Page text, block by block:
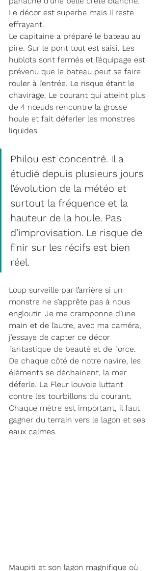
Le décor est superbe mais il reste
effrayant.
Le capitaine a préparé le bateau au
pire. Sur le pont tout est saisi. Les
hublots sont fermés et l’équipage est
prévenu que le bateau peut se faire
rouler à l’entrée. Le risque étant le
chavirage. Le courant qui atteint plus
de 4 nœuds rencontre la grosse
houle et fait déferler les monstres
liquides.
Philou est concentré. Il a
étudié depuis plusieurs jours
l’évolution de la météo et
surtout la fréquence et la
hauteur de la houle. Pas
d’improvisation. Le risque de
finir sur les récifs est bien
réel.
Loup surveille par l’arrière si un
monstre ne s’apprête pas à nous
engloutir. Je me cramponne d’une
main et de l’autre, avec ma caméra,
j’essaye de capter ce décor
fantastique de beauté et de force.
De chaque côté de notre navire, les
éléments se déchainent, la mer
déferle. La Fleur louvoie luttant
contre les tourbillons du courant.
Chaque mètre est important, il faut
gagner du terrain vers le lagon et ses
eaux calmes.
Maupiti et son lagon magnifique où